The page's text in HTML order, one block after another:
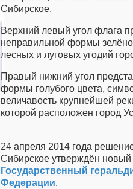
Сибирское.
Верхний левый угол флага
неправильной формы
лесных и луговых угодий
Правый нижний угол
формы голубого цвета,
величавость крупнейшей
которой расположен город
24 апреля 2014 года
Сибирское утверждён
Государственный
Федерации.